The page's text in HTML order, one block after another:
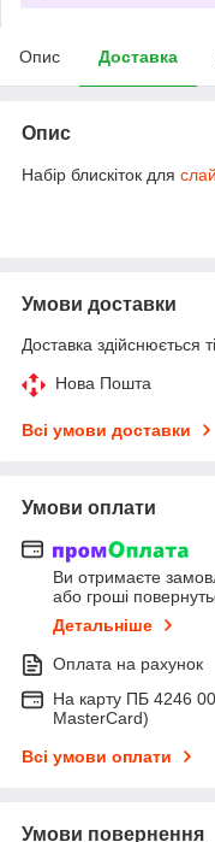
Опис Доставка
Опис
Набір блискіток для
Умови доставки
Доставка здійснюється
Нова Пошта
Всі умови доставки
Умови оплати
Ви отримаєте
або гроші
Детальніше
Оплата на рахунок
На карту ПБ 4246
MasterCard)
Всі умови оплати
Умови повернення